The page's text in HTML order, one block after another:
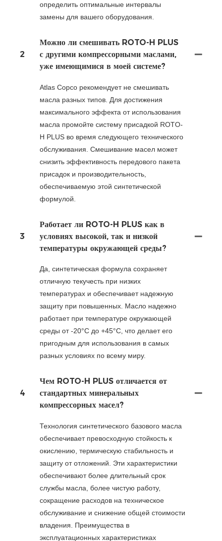
определить оптимальные интервалы
замены для вашего оборудования.
2
Можно ли смешивать ROTO-H PLUS
с другими компрессорными маслами,
уже имеющимися в моей системе?
Atlas Copco рекомендует не смешивать
масла разных типов. Для достижения
максимального эффекта от использования
масла промойте систему присадкой ROTO-
H PLUS во время следующего технического
обслуживания. Смешивание масел может
снизить эффективность передового пакета
присадок и производительность,
обеспечиваемую этой синтетической
формулой.
3
Работает ли ROTO-H PLUS как в
условиях высокой, так и низкой
температуры окружающей среды?
Да, синтетическая формула сохраняет
отличную текучесть при низких
температурах и обеспечивает надежную
защиту при повышенных. Масло надежно
работает при температуре окружающей
среды от -20°C до +45°C, что делает его
пригодным для использования в самых
разных условиях по всему миру.
4
Чем ROTO-H PLUS отличается от
стандартных минеральных
компрессорных масел?
Технология синтетического базового масла
обеспечивает превосходную стойкость к
окислению, термическую стабильность и
защиту от отложений. Эти характеристики
обеспечивают более длительный срок
службы масла, более чистую работу,
сокращение расходов на техническое
обслуживание и снижение общей стоимости
владения. Преимущества в
эксплуатационных характеристиках